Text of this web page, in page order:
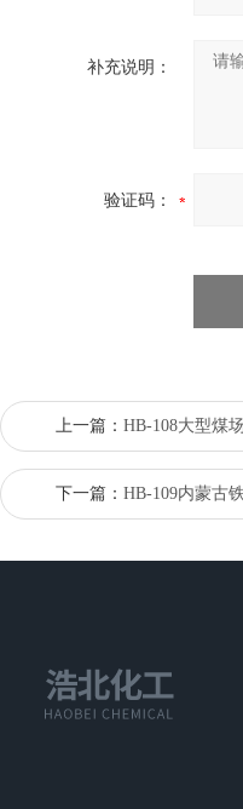
补充说明：
验证码：
上一篇： HB-108大型煤
下一篇： HB-109内蒙古